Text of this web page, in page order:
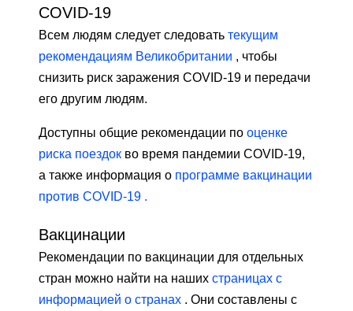
COVID-19
Всем людям следует следовать текущим
рекомендациям Великобритании , чтобы
снизить риск заражения COVID-19 и передачи
его другим людям.
Доступны общие рекомендации по оценке
риска поездок во время пандемии COVID-19,
а также информация о программе вакцинации
против COVID-19 .
Вакцинации
Рекомендации по вакцинации для отдельных
стран можно найти на наших страницах с
информацией о странах . Они составлены с